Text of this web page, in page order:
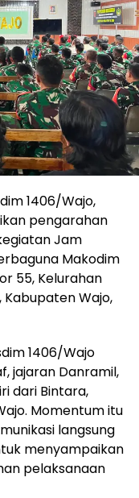
1406/Wajo,
pengarahan
Jam
Makodim
55, Kelurahan
Wajo,
1406/Wajo
jajaran Danramil,
dari Bintara,
Momentum itu
langsung
menyampaikan
pelaksanaan